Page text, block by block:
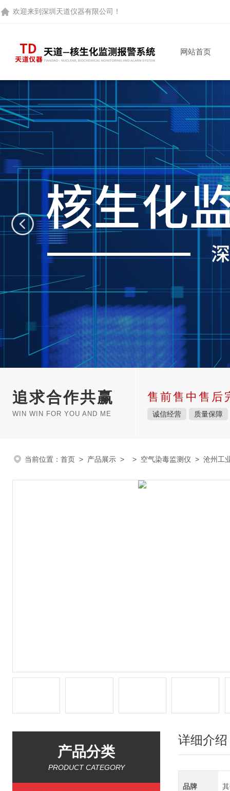
欢迎来到 深圳天道仪器有限公司 ！
网站首页
追求合作共赢
WIN WIN FOR YOU AND ME
售前售中售后
诚信经营 质量保障
当前位置： 首页 > 产品展示 > > 空气染毒监测仪 > 沧州工
产品分类
PRODUCT CATEGORY
详细介绍
品牌